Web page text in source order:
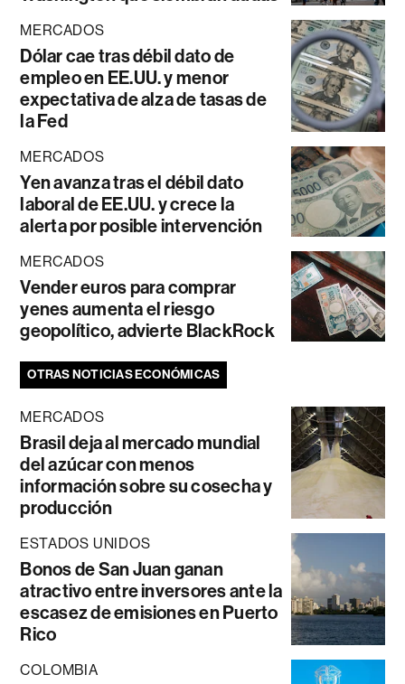
MERCADOS
Dólar cae tras débil dato de
empleo en EE.UU. y menor
expectativa de alza de tasas de
la Fed
MERCADOS
Yen avanza tras el débil dato
laboral de EE.UU. y crece la
alerta por posible intervención
MERCADOS
Vender euros para comprar
yenes aumenta el riesgo
geopolítico, advierte BlackRock
OTRAS NOTICIAS ECONÓMICAS
MERCADOS
Brasil deja al mercado mundial
del azúcar con menos
información sobre su cosecha y
producción
ESTADOS UNIDOS
Bonos de San Juan ganan
atractivo entre inversores ante la
escasez de emisiones en Puerto
Rico
COLOMBIA